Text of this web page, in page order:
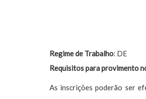
Regime de Trabalho: DE
Requisitos para provimento
As inscrições poderão ser